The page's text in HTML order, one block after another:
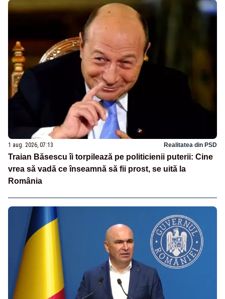
1 aug. 2026, 07:13 Realitatea din PSD
Traian Băsescu îi torpilează pe politicienii puterii: Cine
vrea să vadă ce înseamnă să fii prost, se uită la
România